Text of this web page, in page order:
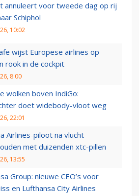
annuleert voor tweede dag op rij
Schiphol
10:02
wijst Europese airlines op
rook in de cockpit
8:00
wolken boven IndiGo:
doet widebody-vloot weg
22:01
Airlines-piloot na vlucht
met duizenden xtc-pillen
13:55
Group: nieuwe CEO’s voor
en Lufthansa City Airlines